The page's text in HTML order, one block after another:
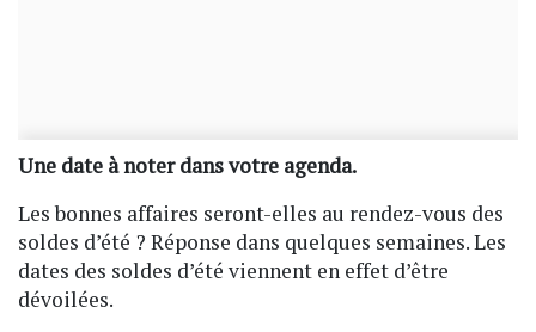
Une date à noter dans votre agenda.
Les bonnes affaires seront-elles au rendez-vous des
soldes d’été ? Réponse dans quelques semaines. Les
dates des soldes d’été viennent en effet d’être
dévoilées.